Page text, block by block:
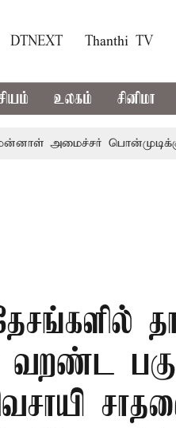
DTNEXT Thanthi TV
உலகம் சினிமா
பொன்முடிக்கு